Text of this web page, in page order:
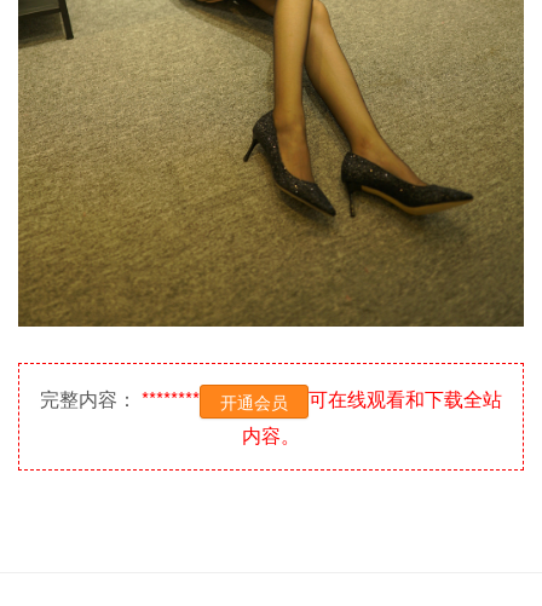
完整内容： ******** 开通会员
可在线观看和下载全站
内容。